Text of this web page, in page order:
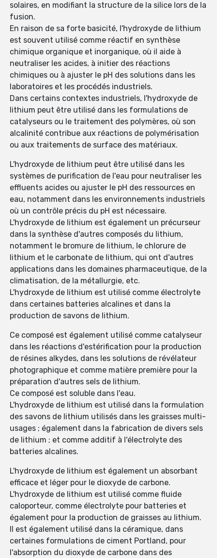
solaires, en modifiant la structure de la silice lors de la
fusion.
En raison de sa forte basicité, l'hydroxyde de lithium
est souvent utilisé comme réactif en synthèse
chimique organique et inorganique, où il aide à
neutraliser les acides, à initier des réactions
chimiques ou à ajuster le pH des solutions dans les
laboratoires et les procédés industriels.
Dans certains contextes industriels, l'hydroxyde de
lithium peut être utilisé dans les formulations de
catalyseurs ou le traitement des polymères, où son
alcalinité contribue aux réactions de polymérisation
ou aux traitements de surface des matériaux.
L'hydroxyde de lithium peut être utilisé dans les
systèmes de purification de l'eau pour neutraliser les
effluents acides ou ajuster le pH des ressources en
eau, notamment dans les environnements industriels
où un contrôle précis du pH est nécessaire.
L'hydroxyde de lithium est également un précurseur
dans la synthèse d'autres composés du lithium,
notamment le bromure de lithium, le chlorure de
lithium et le carbonate de lithium, qui ont d'autres
applications dans les domaines pharmaceutique, de la
climatisation, de la métallurgie, etc.
L'hydroxyde de lithium est utilisé comme électrolyte
dans certaines batteries alcalines et dans la
production de savons de lithium.
Ce composé est également utilisé comme catalyseur
dans les réactions d'estérification pour la production
de résines alkydes, dans les solutions de révélateur
photographique et comme matière première pour la
préparation d'autres sels de lithium.
Ce composé est soluble dans l'eau.
L'hydroxyde de lithium est utilisé dans la formulation
des savons de lithium utilisés dans les graisses multi-
usages ; également dans la fabrication de divers sels
de lithium ; et comme additif à l'électrolyte des
batteries alcalines.
L'hydroxyde de lithium est également un absorbant
efficace et léger pour le dioxyde de carbone.
L'hydroxyde de lithium est utilisé comme fluide
caloporteur, comme électrolyte pour batteries et
également pour la production de graisses au lithium.
Il est également utilisé dans la céramique, dans
certaines formulations de ciment Portland, pour
l'absorption du dioxyde de carbone dans des